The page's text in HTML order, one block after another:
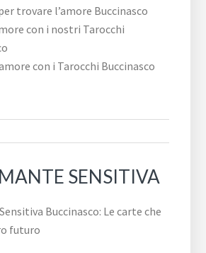
trovare l’amore Buccinasco
con i nostri Tarocchi
con i Tarocchi Buccinasco
SENSITIVA